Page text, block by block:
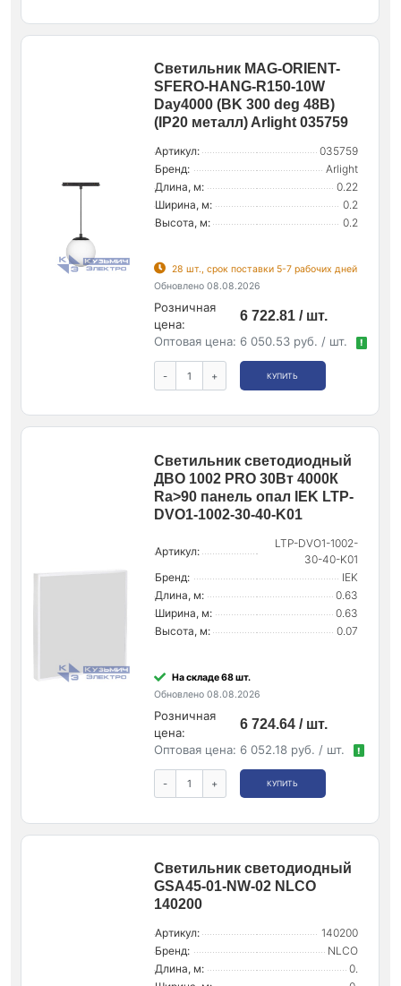
Светильник MAG-ORIENT-
SFERO-HANG-R150-10W
Day4000 (BK 300 deg 48В)
(IP20 металл) Arlight 035759
Артикул:
035759
Бренд:
Arlight
Длина, м:
0.22
Ширина, м:
0.2
Высота, м:
0.2
28 шт., срок поставки 5-7 рабочих дней
Обновлено 08.08.2026
Розничная
цена:
6 722.81 / шт.
Оптовая цена: 6 050.53 руб. / шт. !
- + КУПИТЬ
Светильник светодиодный
ДВО 1002 PRO 30Вт 4000К
Ra>90 панель опал IEK LTP-
DVO1-1002-30-40-K01
Артикул:
LTP-DVO1-1002-
30-40-K01
Бренд:
IEK
Длина, м:
0.63
Ширина, м:
0.63
Высота, м:
0.07
На складе 68 шт.
Обновлено 08.08.2026
Розничная
цена:
6 724.64 / шт.
Оптовая цена: 6 052.18 руб. / шт. !
- + КУПИТЬ
Светильник светодиодный
GSA45-01-NW-02 NLCO
140200
Артикул:
140200
Бренд:
NLCO
Длина, м:
0.